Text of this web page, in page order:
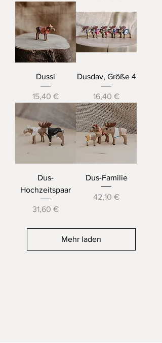
Dussi
Preis
15,40 €
Dusdav, Größe 4
Preis
16,40 €
Dus-
Hochzeitspaar
Preis
31,60 €
Dus-Familie
Preis
42,10 €
Mehr laden